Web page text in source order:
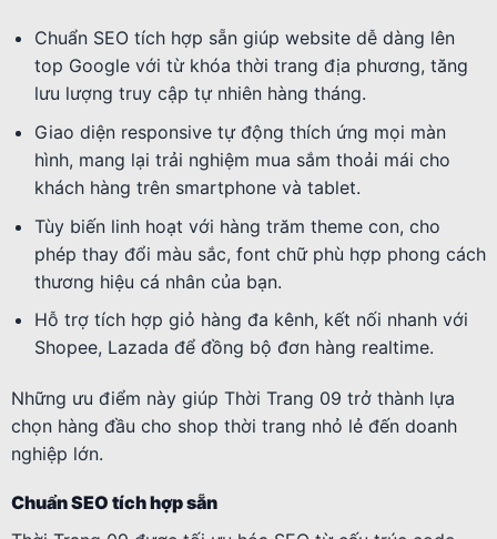
Chuẩn SEO tích hợp sẵn giúp website dễ dàng lên
top Google với từ khóa thời trang địa phương, tăng
lưu lượng truy cập tự nhiên hàng tháng.
Giao diện responsive tự động thích ứng mọi màn
hình, mang lại trải nghiệm mua sắm thoải mái cho
khách hàng trên smartphone và tablet.
Tùy biến linh hoạt với hàng trăm theme con, cho
phép thay đổi màu sắc, font chữ phù hợp phong cách
thương hiệu cá nhân của bạn.
Hỗ trợ tích hợp giỏ hàng đa kênh, kết nối nhanh với
Shopee, Lazada để đồng bộ đơn hàng realtime.
Những ưu điểm này giúp Thời Trang 09 trở thành lựa
chọn hàng đầu cho shop thời trang nhỏ lẻ đến doanh
nghiệp lớn.
Chuẩn SEO tích hợp sẵn